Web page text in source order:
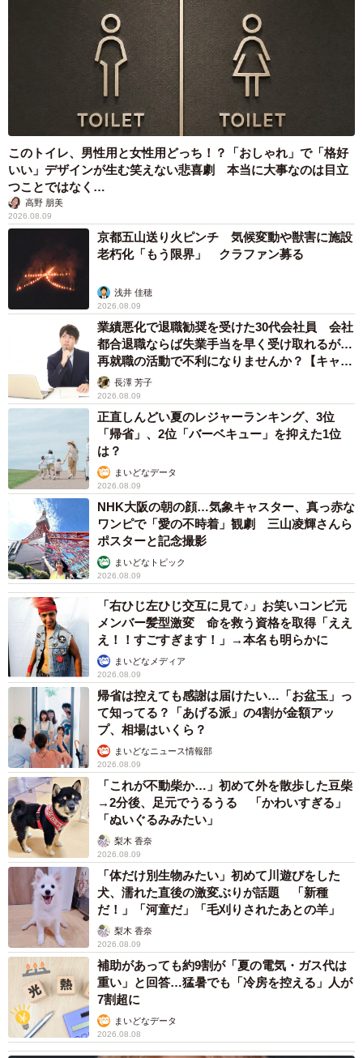
さらに、電話対応のコツは“もう1度聞くこと”だと話しま
す。完璧に1度で聞き取ろうとするのではなく、必要であれ
ば丁寧に確認すればいいと語ったのです。加えて彼女は
「プロになりきること」も大切だといいます。机の上に鏡
を置き、笑顔で話すことで自然と気持ちが切り替わり、自
信を持って対応しやすくなるのだそうです。
やっと笑顔で電話を繋げられた（新月ゆきさん提供）
新月はさっそく、そのアドバイスを実践してみることに。
最初は会社名を聞き取れなかったものの、「お電話が少々
遠いようです。もう1度会社名とお名前をお願いできますで
しょうか」と落ち着いて聞き返すことに成功します。結果
として正確な情報を聞き取り、引き継いだ社員から「あり
がとう」と感謝されるのでした。
同作について、作者の新月ゆきさんに詳しく話を聞きまし
た。
苦手を克服する第一歩は“できない自分”を受け入
れること
ー電話応対への苦手意識という、多くの新社会人が共感し
やすいテーマを作品にしようと思ったきっかけを教えてく
ださい。
甥っ子が電話が苦手だと知りました。私自身の体験と克服
方法を伝えたいと思い、漫画にしました。
ー会社の電話では聞き取れないのに、日常生活では問題な
く会話できるという状況には、どのような心理的負担があ
ると思われますか？
このトイレ、男性用と女性用どっち！？「おしゃれ」で「格好
いい」デザインが生む笑えない悲喜劇 本当に大事なのは目立
つことではなく…
高野 朋美
2026.08.09
京都五山送り火ピンチ 気候変動や獣害に施設
老朽化「もう限界」 クラファン募る
浅井 佳穂
2026.08.09
業績悪化で退職勧奨を受けた30代会社員 会社
都合退職ならば失業手当を早く受け取れるが…
再就職の活動で不利になりませんか？【キャリ
アカウンセラーが解説】
長澤 芳子
2026.08.09
正直しんどい夏のレジャーランキング、3位
「帰省」、2位「バーベキュー」を抑えた1位
は？
まいどなデータ
2026.08.09
NHK大阪の朝の顔…気象キャスター、真っ赤な
ワンピで「愛の不時着」観劇 三山凌輝さんら
ポスターと記念撮影
まいどなトピック
2026.08.09
「右ひじ左ひじ交互に見て♪」お笑いコンビ元
メンバー髪型激変 命を救う資格を取得「ええ
え！！すごすぎます！」→本名も明らかに
まいどなメディア
2026.08.09
帰省は控えても感謝は届けたい…「お盆玉」っ
て知ってる？「あげる派」の4割が金額アッ
プ、相場はいくら？
まいどなニュース情報部
2026.08.09
「これが不動柴か…」初めて外を散歩した豆柴
→2分後、足元でうるうる 「かわいすぎる」
「ぬいぐるみみたい」
梨木 香奈
2026.08.09
「体だけ別生物みたい」初めて川遊びをした
犬、濡れた直後の激変ぶりが話題 「新種
だ！」「河童だ」「毛刈りされたあとの羊」
梨木 香奈
2026.08.09
補助があっても約9割が「夏の電気・ガス代は
重い」と回答…猛暑でも「冷房を控える」人が
7割超に
まいどなデータ
2026.08.08